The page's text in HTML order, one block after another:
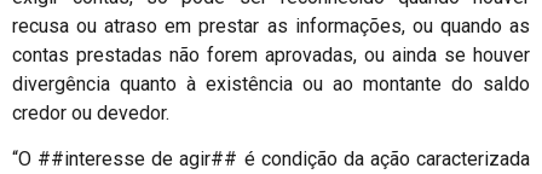
recusa ou atraso em prestar as informações, ou quando as
contas prestadas não forem aprovadas, ou ainda se houver
divergência quanto à existência ou ao montante do saldo
credor ou devedor.
“O ##interesse de agir## é condição da ação caracterizada